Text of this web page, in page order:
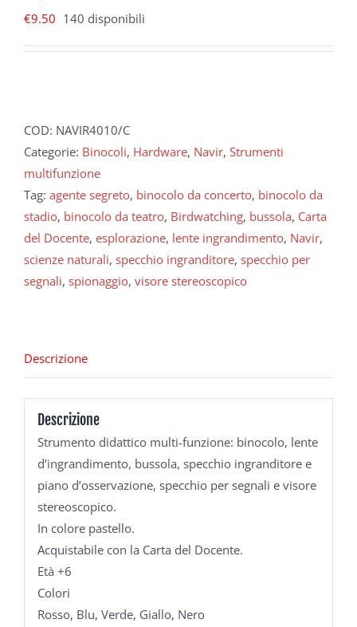
€9.50 140 disponibili
COD: NAVIR4010/C
Categorie: Binocoli, Hardware, Navir, Strumenti
multifunzione
Tag: agente segreto, binocolo da concerto, binocolo da
stadio, binocolo da teatro, Birdwatching, bussola, Carta
del Docente, esplorazione, lente ingrandimento, Navir,
scienze naturali, specchio ingranditore, specchio per
segnali, spionaggio, visore stereoscopico
Descrizione
Descrizione
Strumento didattico multi-funzione: binocolo, lente
d’ingrandimento, bussola, specchio ingranditore e
piano d’osservazione, specchio per segnali e visore
stereoscopico.
In colore pastello.
Acquistabile con la Carta del Docente.
Età +6
Colori
Rosso, Blu, Verde, Giallo, Nero